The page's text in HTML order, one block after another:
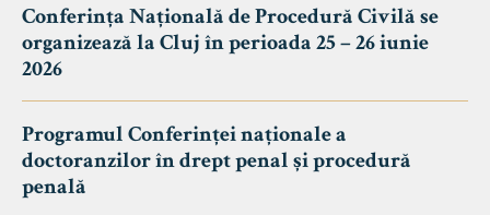
Conferința Națională de Procedură Civilă se
organizează la Cluj în perioada 25 – 26 iunie
2026
Programul Conferinței naționale a
doctoranzilor în drept penal și procedură
penală